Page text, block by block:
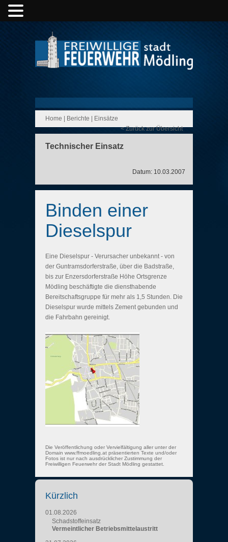
Home Berichte
Einsätze
< Zurück zur Übersicht
Technischer Einsatz
Datum: 10.03.2007
Binden einer
Dieselspur
Eine Dieselspur - Verursacher unbekannt - von
der Guntramsdorferstraße, über die Badstraße,
bis zur Enzersdorferstraße Höhe Ortsgrenze
Mödling beschäftigte die diensthabende
Bereitschaftsgruppe für mehr als 1,5 Stunden. Die
Dieselspur wurde mittels Zement gebunden und
die Fahrbahn gereinigt.
Die Veröffentlichung oder Vervielfältigung aller unter der
Domain www.ffmoedling.at präsentierten Texte und/oder
Fotos ist nur nach ausdrücklicher Zustimmung der
Freiwilligen Feuerwehr der Stadt Mödling gestattet.
Kürzlich
01.08.2026
Schadstoffeinsatz
Vermeintlicher Betriebsmittelaustritt